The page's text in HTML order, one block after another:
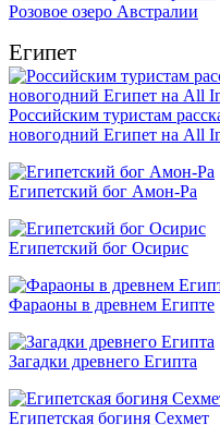
Розовое озеро Австралии
Египет
Российским туристам
новогодний Египет на All
Египетский бог Амон-Ра
Египетский бог Осирис
Фараоны в древнем Египте
Загадки древнего Египта
Египетская богиня Сехмет